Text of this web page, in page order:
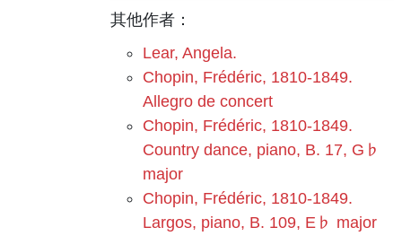
其他作者：
Lear, Angela.
Chopin, Frédéric, 1810-1849.
Allegro de concert
Chopin, Frédéric, 1810-1849.
Country dance, piano, B. 17, G♭
major
Chopin, Frédéric, 1810-1849.
Largos, piano, B. 109, E♭ major